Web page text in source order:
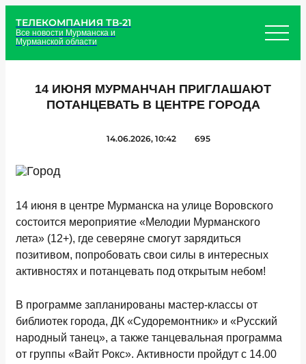
ТЕЛЕКОМПАНИЯ ТВ-21
Все новости Мурманска и
Мурманской области
14 ИЮНЯ МУРМАНЧАН ПРИГЛАШАЮТ
ПОТАНЦЕВАТЬ В ЦЕНТРЕ ГОРОДА
14.06.2026, 10:42 695
14 июня в центре Мурманска на улице Воровского
состоится мероприятие «Мелодии Мурманского
лета» (12+), где северяне смогут зарядиться
позитивом, попробовать свои силы в интересных
активностях и потанцевать под открытым небом!
В программе запланированы мастер-классы от
библиотек города, ДК «Судоремонтник» и «Русский
народный танец», а также танцевальная программа
от группы «Вайт Рокс». Активности пройдут с 14.00